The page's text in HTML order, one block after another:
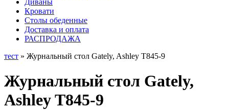
Диваны
Кровати
Столы обеденные
Доставка и оплата
РАСПРОДАЖА
тест » Журнальный стол Gately, Ashley T845-9
Журнальный стол Gately,
Ashley T845-9